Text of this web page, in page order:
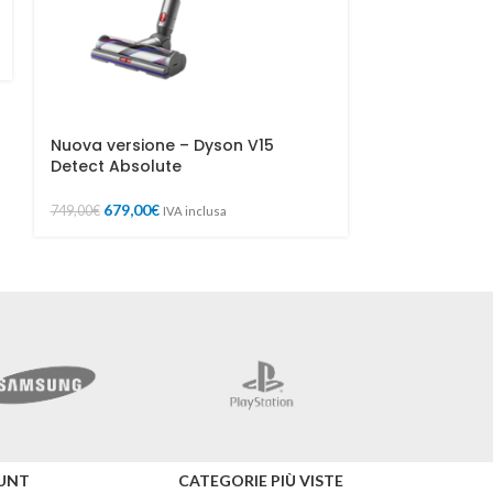
Nuova versione – Dyson V15
Detect Absolute
749,00€ 679,00€ IVA inclusa
CATEGORIE PIÙ VISTE